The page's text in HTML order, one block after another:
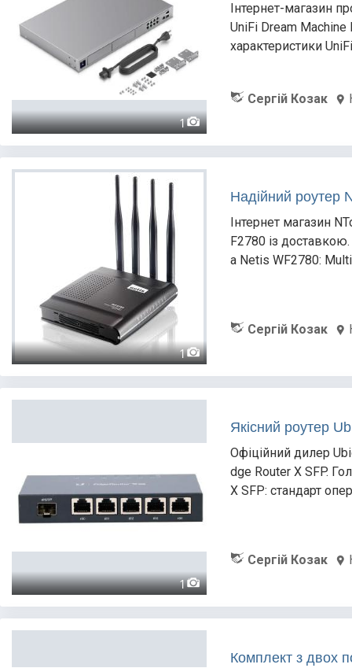
1
Інтернет-магазин
UniFi Dream
характеристики
Сергій Козак
1
Надійний роутер
Інтернет магазин
F2780 із доставкою.
а Netis WF2780:
Сергій Козак
1
Якісний роутер
Офіційний дилер
dge Router X SFP.
X SFP: стандарт
Сергій Козак
Комплект з двох